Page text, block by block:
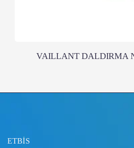
VAILLANT DALDIRMA
ETBİS